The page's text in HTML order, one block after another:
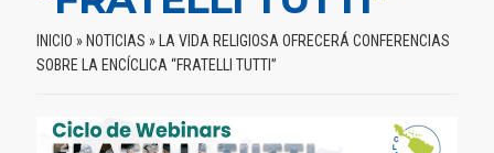
INICIO » NOTICIAS »
LA VIDA RELIGIOSA OFRECERÁ CONFERENCIAS
SOBRE LA ENCÍCLICA “FRATELLI TUTTI”